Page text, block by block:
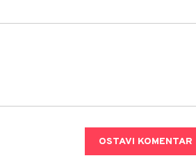
OSTAVI KOMENTAR